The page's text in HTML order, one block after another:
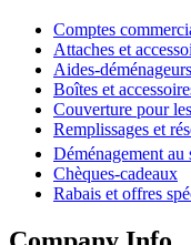
Comptes
Attaches et
Aides-déménageurs
Boîtes et
Couverture pour
Remplissages et
Déménagement au
Chèques-cadeaux
Rabais et offres